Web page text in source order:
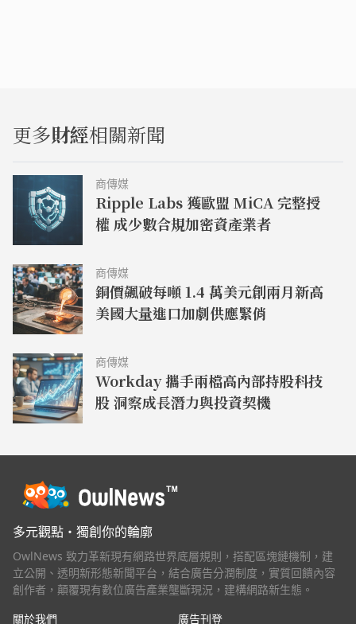
更多財經相關新聞
商傳媒
Ripple Labs 獲歐盟 MiCA 完整授
權 成少數合規加密資產業者
商傳媒
銅價飆破每噸 1.4 萬美元創兩月新高
美國大量進口加劇供應緊俏
商傳媒
Workday 攜手兩檔高內部持股科技
股 洞察成長潛力與投資契機
多元觀點・獨創你的輪廓
OwlNews 致力革新現有網路世界底層規則，搭配區塊鏈機制，建
立公開、透明新形態新聞平台，結合廣告分潤制度，實質回饋內容
創作者，顛覆現有數位廣告產業壟斷現況，建構網路新生態。
關於我們
廣告刊登